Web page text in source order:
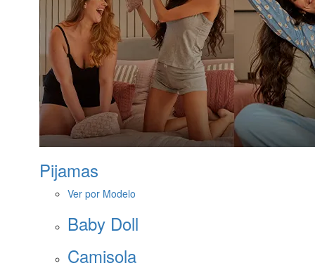
Pijamas
Ver por Modelo
Baby Doll
Camisola